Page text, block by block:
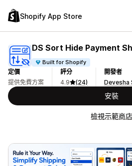
Shopify App Store
DS Sort Hide Payment
Built for Shopify
定價
提供免費方案
評分
4.9
(24)
開發者
Devesha
安裝
檢視示範商店